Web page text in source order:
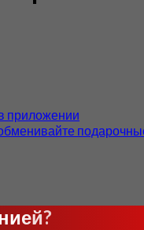
приложении